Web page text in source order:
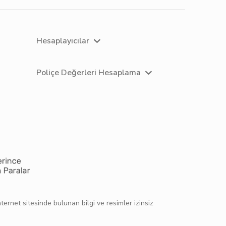
Hesaplayıcılar
Poliçe Değerleri Hesaplama
sitesinde bulunan bilgi ve resimler izinsiz